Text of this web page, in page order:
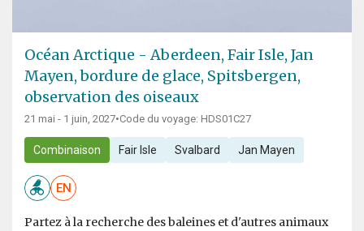
Océan Arctique - Aberdeen, Fair Isle, Jan
Mayen, bordure de glace, Spitsbergen,
observation des oiseaux
21 mai - 1 juin, 2027•Code du voyage: HDS01C27
Combinaison Fair Isle Svalbard Jan Mayen
EN
Partez à la recherche des baleines et d'autres animaux